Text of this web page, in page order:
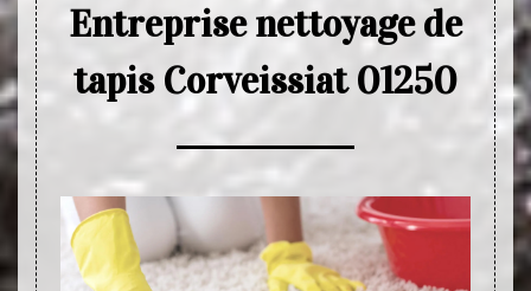
Entreprise nettoyage de
tapis Corveissiat 01250